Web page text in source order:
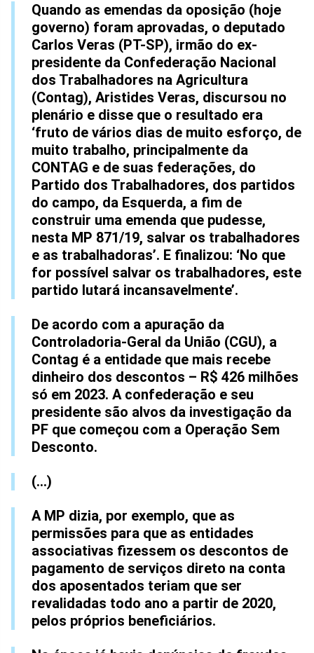
Quando as emendas da oposição (hoje
governo) foram aprovadas, o deputado
Carlos Veras (PT-SP), irmão do ex-
presidente da Confederação Nacional
dos Trabalhadores na Agricultura
(Contag), Aristides Veras, discursou no
plenário e disse que o resultado era
‘fruto de vários dias de muito esforço, de
muito trabalho, principalmente da
CONTAG e de suas federações, do
Partido dos Trabalhadores, dos partidos
do campo, da Esquerda, a fim de
construir uma emenda que pudesse,
nesta MP 871/19, salvar os trabalhadores
e as trabalhadoras’. E finalizou: ‘No que
for possível salvar os trabalhadores, este
partido lutará incansavelmente’.
De acordo com a apuração da
Controladoria-Geral da União (CGU), a
Contag é a entidade que mais recebe
dinheiro dos descontos – R$ 426 milhões
só em 2023. A confederação e seu
presidente são alvos da investigação da
PF que começou com a Operação Sem
Desconto.
(...)
A MP dizia, por exemplo, que as
permissões para que as entidades
associativas fizessem os descontos de
pagamento de serviços direto na conta
dos aposentados teriam que ser
revalidadas todo ano a partir de 2020,
pelos próprios beneficiários.